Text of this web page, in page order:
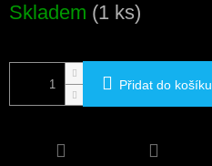
cena:
Skladem (1 ks)
Přidat do košíku